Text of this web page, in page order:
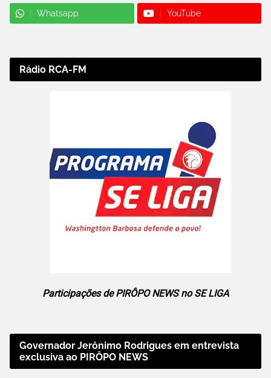
Whatsapp YouTube
Rádio RCA-FM
Participações de PIRÔPO NEWS no SE LIGA
Governador Jerônimo Rodrigues em entrevista
exclusiva ao PIRÔPO NEWS